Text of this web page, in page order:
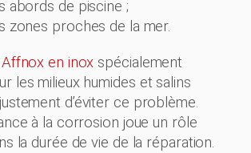
abords de piscine ;
zones proches de la mer.
en inox spécialement
les milieux humides et salins
d’éviter ce problème.
à la corrosion joue un rôle
la durée de vie de la réparation.